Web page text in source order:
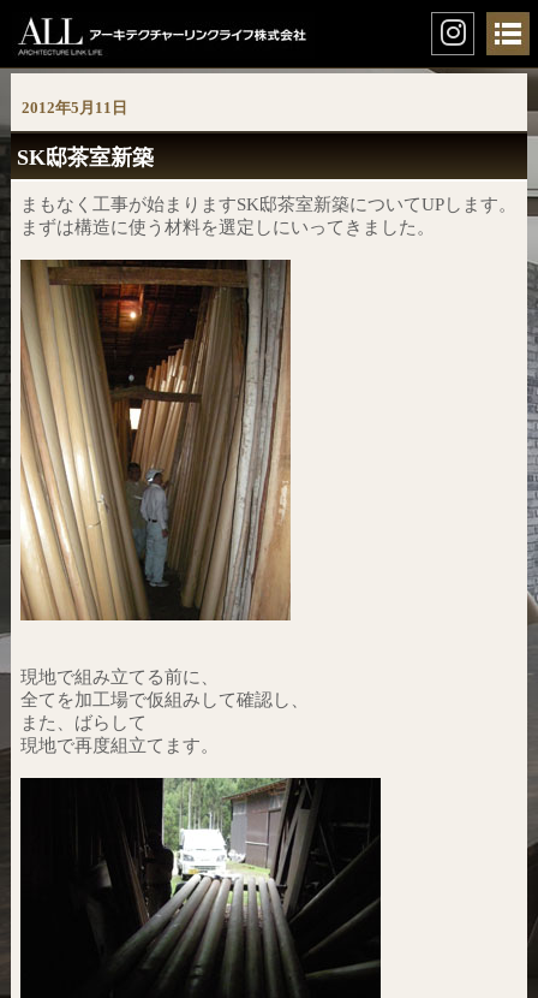
2012年5月11日
SK邸茶室新築
まもなく工事が始まりますSK邸茶室新築についてUPします。
まずは構造に使う材料を選定しにいってきました。
現地で組み立てる前に、
全てを加工場で仮組みして確認し、
また、ばらして
現地で再度組立てます。